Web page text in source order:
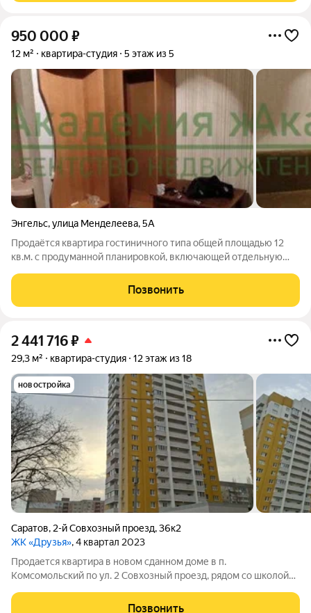
950 000 ₽
12 м² квартира-студия 5 этаж из 5
Энгельс,улица Менделеева,5А
Продаётся квартира гостиничного типа общей площадью 12
кв.м. с продуманной планировкой, включающей отдельную
кабину. Ключевым преимуществом объекта является его
экономичность: установлен бойлер для
Позвонить
2 441 716₽
29,3 м² квартира-студия 12 этаж из 18
новостройка
Саратов, 2-й Совхозный проезд,36к2
ЖК «Друзья», 4 квартал 2023
Продается квартира в новом сданном доме в п.
Комсомольский по ул. 2 Совхозный проезд, рядом со школой
учета лоджии. Лоджия 5,6 кв.м. Возможен любой вид
Позвонить